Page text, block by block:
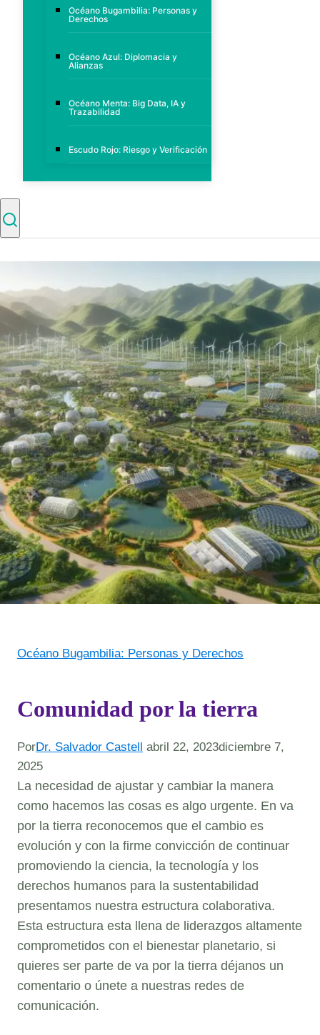
Océano Bugambilia: Personas y
Derechos
Océano Azul: Diplomacia y
Alianzas
Océano Menta: Big Data, IA y
Trazabilidad
Escudo Rojo: Riesgo y Verificación
Océano Bugambilia: Personas y Derechos
Comunidad por la tierra
PorDr. Salvador Castell abril 22, 2023diciembre 7,
2025
La necesidad de ajustar y cambiar la manera
como hacemos las cosas es algo urgente. En va
por la tierra reconocemos que el cambio es
evolución y con la firme convicción de continuar
promoviendo la ciencia, la tecnología y los
derechos humanos para la sustentabilidad
presentamos nuestra estructura colaborativa.
Esta estructura esta llena de liderazgos altamente
comprometidos con el bienestar planetario, si
quieres ser parte de va por la tierra déjanos un
comentario o únete a nuestras redes de
comunicación.